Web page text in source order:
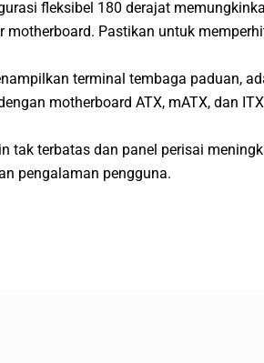
fleksibel 180 derajat
Pastikan untuk
terminal tembaga paduan,
motherboard ATX, mATX, dan
tak terbatas dan panel perisai
pengalaman pengguna.